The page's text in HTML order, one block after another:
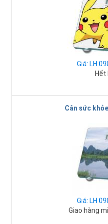
Giá: LH
Hết
Cân sức
Giá: LH
Giao hàng